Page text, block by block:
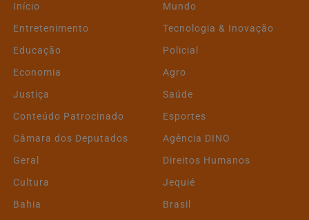
Início
Mundo
Entretenimento
Tecnologia & Inovação
Educação
Policial
Economia
Agro
Justiça
Saúde
Conteúdo Patrocinado
Esportes
Câmara dos Deputados
Agência DINO
Geral
Direitos Humanos
Cultura
Jequié
Bahia
Brasil